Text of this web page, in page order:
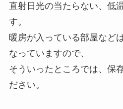
直射日光の当たらない、低
す。
暖房が入っている部屋など
なっていますので、
そういったところでは、保
ださい。